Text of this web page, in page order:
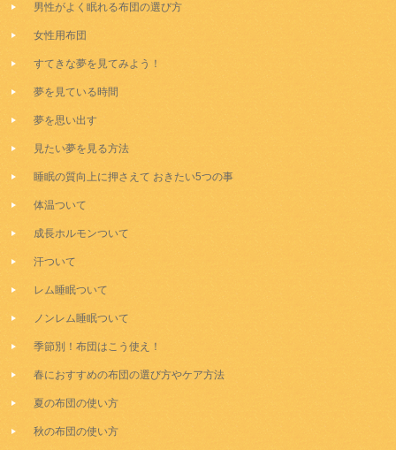
男性がよく眠れる布団の選び方
女性用布団
すてきな夢を見てみよう！
夢を見ている時間
夢を思い出す
見たい夢を見る方法
睡眠の質向上に押さえて おきたい5つの事
体温ついて
成長ホルモンついて
汗ついて
レム睡眠ついて
ノンレム睡眠ついて
季節別！布団はこう使え！
春におすすめの布団の選び方やケア方法
夏の布団の使い方
秋の布団の使い方